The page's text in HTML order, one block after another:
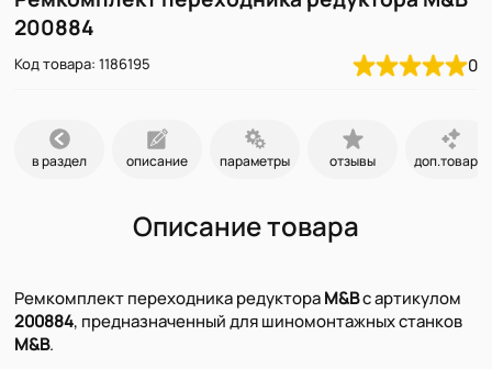
200884
Код товара: 1186195 0
в раздел описание параметры отзывы доп.товары
Описание товара
Ремкомплект переходника редуктораM&Bс артикулом
200884, предназначенный для шиномонтажных станков
M&B.